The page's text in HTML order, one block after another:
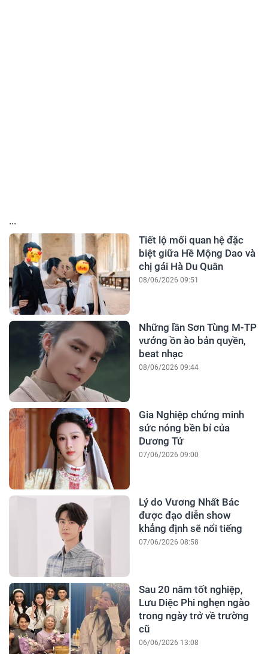
...
Tiết lộ mối quan hệ đặc
biệt giữa Hề Mộng Dao và
chị gái Hà Du Quân
08/06/2026 09:51
Những lần Sơn Tùng M-TP
vướng ồn ào bản quyền,
beat nhạc
08/06/2026 09:44
Gia Nghiệp chứng minh
sức nóng bền bỉ của
Dương Tử
07/06/2026 09:00
Lý do Vương Nhất Bác
được đạo diễn show
khẳng định sẽ nổi tiếng
07/06/2026 08:58
Sau 20 năm tốt nghiệp,
Lưu Diệc Phi nghẹn ngào
trong ngày trở về trường
cũ
06/06/2026 13:08